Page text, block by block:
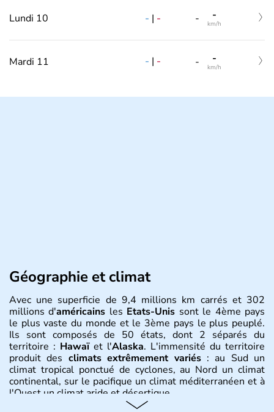
Lundi 10 - | - - -
km/h
Mardi 11 - | - - -
km/h
Géographie et climat
Avec une superficie de 9,4 millions km carrés et 302
millions d'américains les Etats-Unis sont le 4ème pays
le plus vaste du monde et le 3ème pays le plus peuplé.
Ils sont composés de 50 états, dont 2 séparés du
territoire : Hawaïet l'Alaska. L'immensité du territoire
produit des climats extrêmement variés: au Sud un
climat tropical ponctué de cyclones, au Nord un climat
continental, sur le pacifique un climat méditerranéen et à
l'Ouest un climat aride et désertique.